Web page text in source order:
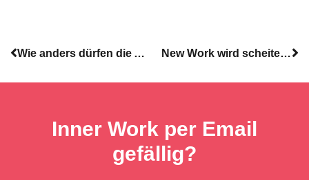
Wie anders dürfen die Anderen sein? Aufzeichnung unseres Webinars New Work wird scheitern, wenn … 1. Teil
Inner Work per Email
gefällig?